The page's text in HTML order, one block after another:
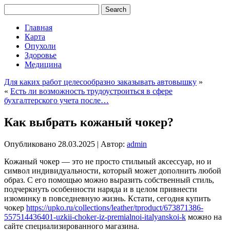
Главная
Карта
Опухоли
Здоровье
Медицина
Для каких работ целесообразно заказывать автовышку »
« Есть ли возможность трудоустроиться в сфере
бухгалтерского учета после…
Как выбрать кожаный чокер?
Опубликовано 28.03.2025 | Автор: admin
Кожаный чокер — это не просто стильный аксессуар, но и
символ индивидуальности, который может дополнить любой
образ. С его помощью можно выразить собственный стиль,
подчеркнуть особенности наряда и в целом привнести
изюминку в повседневную жизнь. Кстати, сегодня купить
чокер https://upko.ru/collections/leather/tproduct/673871386-
557514436401-uzkii-choker-iz-premialnoi-italyanskoi-k можно на
сайте специализированного магазина.